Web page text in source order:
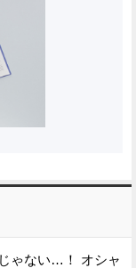
ゃない…！ オシャ